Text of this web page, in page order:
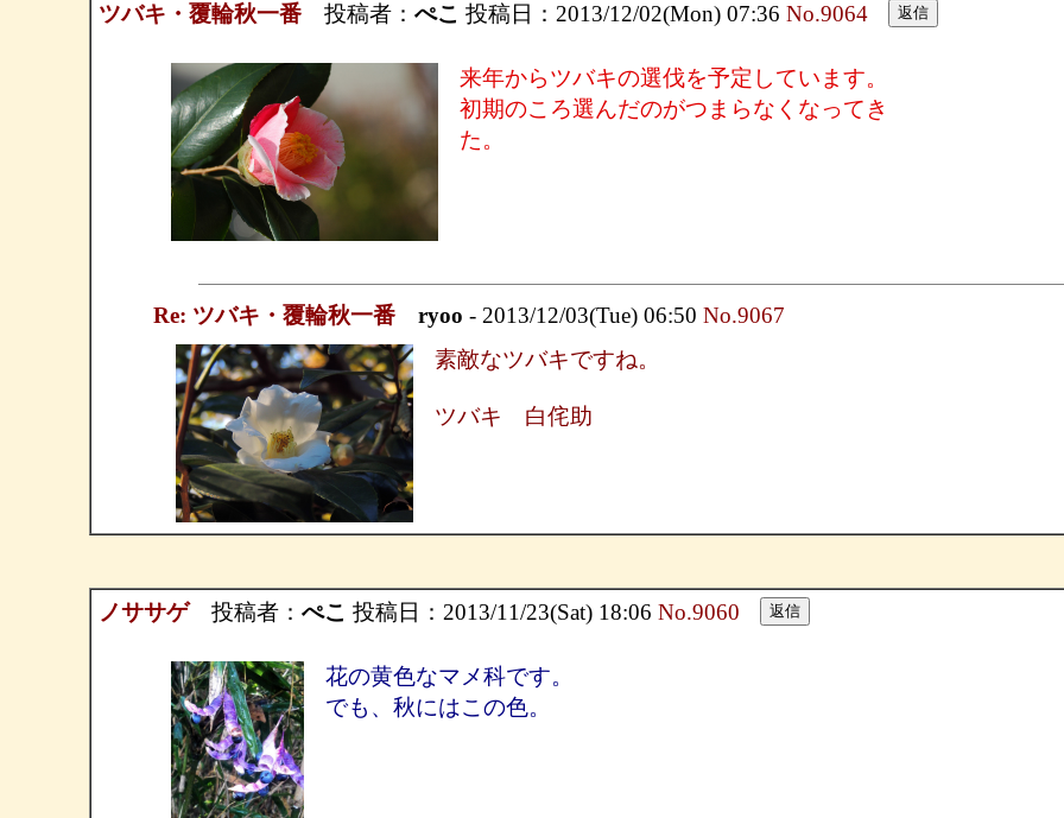
ツバキ・覆輪秋一番投稿者： ぺこ 投稿日：2013/12/02(Mon) 07:36 No.9064
来年からツバキの選伐を予定しています。
初期のころ選んだのがつまらなくなってき
た。
Re: ツバキ・覆輪秋一番 ryoo - 2013/12/03(Tue) 06:50 No.9067
素敵なツバキですね。
ツバキ 白侘助
ノササゲ投稿者： ぺこ 投稿日：2013/11/23(Sat) 18:06 No.9060
花の黄色なマメ科です。
でも、秋にはこの色。